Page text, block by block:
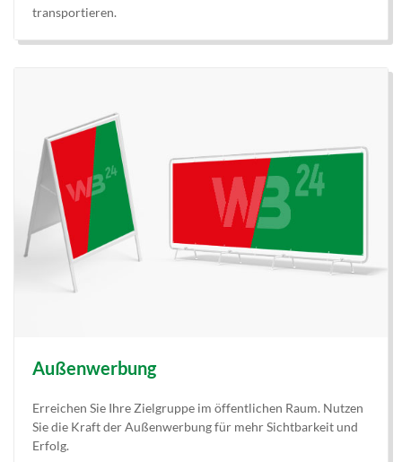
transportieren.
Außenwerbung
Erreichen Sie Ihre Zielgruppe im öffentlichen Raum. Nutzen
Sie die Kraft der Außenwerbung für mehr Sichtbarkeit und
Erfolg.